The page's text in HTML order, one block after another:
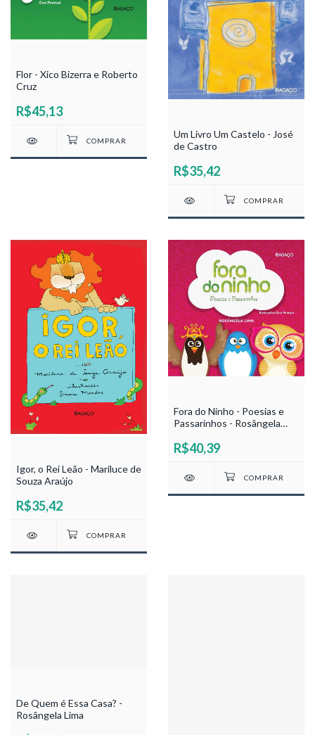
Flor - Xico Bizerra e Roberto
Cruz
R$45,13
Um Livro Um Castelo - José
de Castro
R$35,42
Igor, o Rei Leão - Mariluce de
Souza Araújo
R$35,42
Fora do Ninho - Poesias e
Passarinhos - Rosângela
R$40,39
De Quem é Essa Casa? -
Rosângela Lima